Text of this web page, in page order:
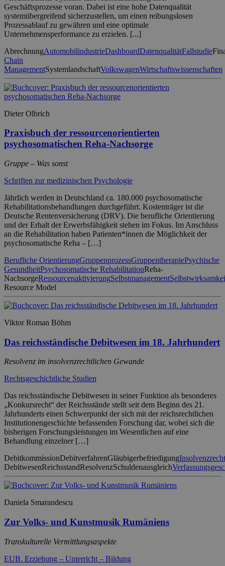
Geschäftsprozesse voran. Dabei ist eine hohe Datenqualität
systemübergreifend sicherzustellen, um einen reibungslosen
Prozessablauf zu gewähren und eine optimale
Unternehmensperformance zu erzielen. [...]
AbrechnungAutomobilindustrieDashboardDatenqualitätFallstudie
Chain
ManagementSystemlandschaftVolkswagenWirtschaftswissenschaften
Dieter Olbrich
Praxisbuch der ressourcenorientierten
psychosomatischen Reha-Nachsorge
Gruppe – Was sonst
Schriften zur medizinischen Psychologie
Jährlich werden in Deutschland ca. 180.000 psychosomatische
Rehabilitationsbehandlungen durchgeführt. Kostenträger ist die
Deutsche Rentenversicherung (DRV). Die berufliche Orientierung
und der Erhalt der Erwerbsfähigkeit stehen im Fokus. Im Anschluss
an die Rehabilitation haben Patienten*innen die Möglichkeit der
psychosomatische Reha – […]
Berufliche OrientierungGruppenprozessGruppentherapiePsychische
GesundheitPsychosomatische RehabilitationReha-
NachsorgeRessourcenaktivierungSelbstmanagement
Resource Model
Viktor Roman Böhm
Das reichsständische Debitwesen im 18. Jahrhundert
Resolvenz im insolvenzrechtlichen Gewande
Rechtsgeschichtliche Studien
Das reichsständische Debitwesen in seiner Funktion als besonderes
„Konkursrecht“ der Reichsstände stellt seit dem Beginn des 21.
Jahrhunderts einen Schwerpunkt der sich mit der reichsrechtlichen
Institutionengeschichte befassenden Forschung dar, wobei sich die
bisherigen Forschungsleistungen im Wesentlichen auf eine
Behandlung einzelner […]
DebitkommissionDebitverfahrenGläubigerbefriedigungInsolvenzrecht
DebitwesenReichsstandResolvenzSchuldenausgleich
Daniela Smarandescu
Zur Volks- und Kunstmusik Rumäniens
Transkulturelle Vermittlungsaspekte
EUB. Erziehung – Unterricht – Bildung